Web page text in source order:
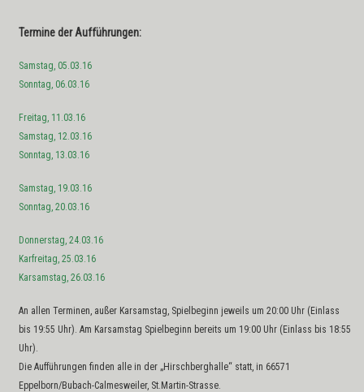
Termine der Aufführungen:
Samstag, 05.03.16
Sonntag, 06.03.16
Freitag, 11.03.16
Samstag, 12.03.16
Sonntag, 13.03.16
Samstag, 19.03.16
Sonntag, 20.03.16
Donnerstag, 24.03.16
Karfreitag, 25.03.16
Karsamstag, 26.03.16
An allen Terminen, außer Karsamstag, Spielbeginn jeweils um 20:00 Uhr (Einlass
bis 19:55 Uhr). Am Karsamstag Spielbeginn bereits um 19:00 Uhr (Einlass bis 18:55
Uhr).
Die Aufführungen finden alle in der „Hirschberghalle“ statt, in 66571
Eppelborn/Bubach-Calmesweiler, St.Martin-Strasse.